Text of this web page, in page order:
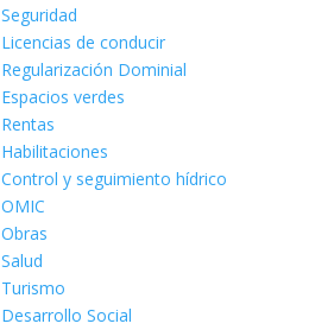
Seguridad
Licencias de conducir
Regularización Dominial
Espacios verdes
Rentas
Habilitaciones
Control y seguimiento hídrico
OMIC
Obras
Salud
Turismo
Desarrollo Social